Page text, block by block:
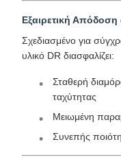
Εξαιρετική
Σχεδιασμένο για
υλικό DR διασφαλίζει:
Σταθερή
ταχύτητας
Μειωμένη
Συνεπής